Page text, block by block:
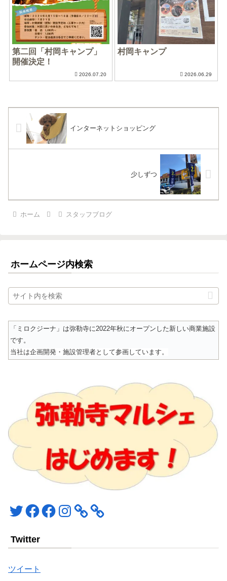
第二回「村岡キャンプ」
開催決定！
2026.07.20
村岡キャンプ
2026.06.29
インターネットショッピング
少しずつ
ホーム スタッフブログ
ホームページ内検索
「ミロクジーナ」は弥勒寺に2022年秋にオープンした新しい商業施設
です。
当社は企画開発・施設管理者として参画しています。
TwitterFacebookFacebookInstagram
Twitter
ツイート